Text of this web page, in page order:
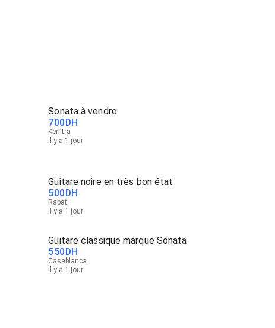
Sonata à vendre
700DH
Kénitra
il y a 1 jour
Guitare noire en très bon état
500DH
Rabat
il y a 1 jour
Guitare classique marque Sonata
550DH
Casablanca
il y a 1 jour